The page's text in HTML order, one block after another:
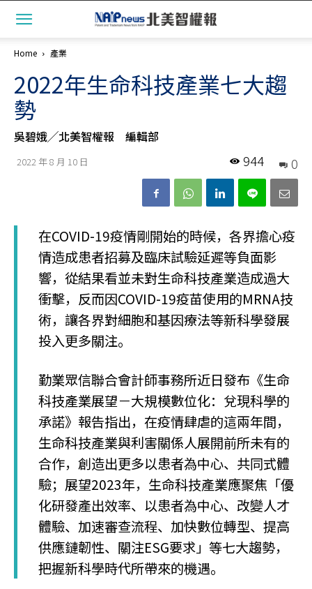
Home 產業
2022年生命科技產業七大趨
勢
吳碧娥╱北美智權報 編輯部
2022 年 8 月 10 日 0
944
在COVID-19疫情剛開始的時候，各界擔心疫
情造成患者招募及臨床試驗延遲等負面影
響，從結果看並未對生命科技產業造成過大
衝擊，反而因COVID-19疫苗使用的MRNA技
術，讓各界對細胞和基因療法等新科學發展
投入更多關注。
勤業眾信聯合會計師事務所近日發布《生命
科技產業展望－大規模數位化：兌現科學的
承諾》報告指出，在疫情肆虐的這兩年間，
生命科技產業與利害關係人展開前所未有的
合作，創造出更多以患者為中心、共同式體
驗；展望2023年，生命科技產業應聚焦「優
化研發產出效率、以患者為中心、改變人才
體驗、加速審查流程、加快數位轉型、提高
供應鏈韌性、關注ESG要求」等七大趨勢，
把握新科學時代所帶來的機遇。